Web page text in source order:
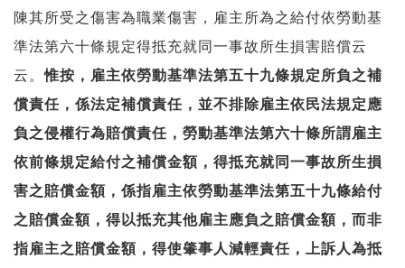
陳其所受之傷害為職業傷害，雇主所為之給付依勞動基
準法第六十條規定得抵充就同一事故所生損害賠償云
云。惟按，雇主依勞動基準法第五十九條規定所負之補
償責任，係法定補償責任，並不排除雇主依民法規定應
負之侵權行為賠償責任，勞動基準法第六十條所謂雇主
依前條規定給付之補償金額，得抵充就同一事故所生損
害之賠償金額，係指雇主依勞動基準法第五十九條給付
之賠償金額，得以抵充其他雇主應負之賠償金額，而非
指雇主之賠償金額，得使肇事人減輕責任，上訴人為抵